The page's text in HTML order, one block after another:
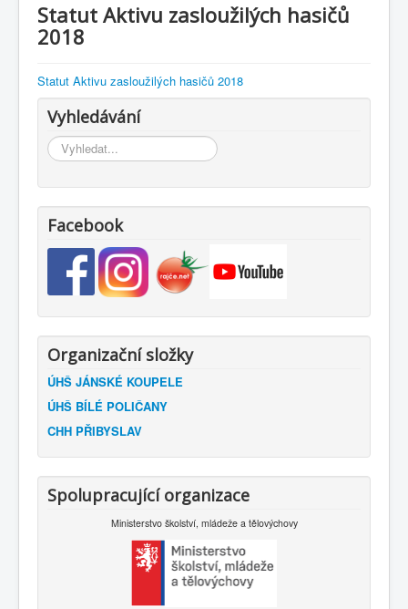
Statut Aktivu zasloužilých hasičů
2018
Statut Aktivu zasloužilých hasičů 2018
Vyhledávání
Vyhledávání...
Facebook
Organizační složky
ÚHŠ JÁNSKÉ KOUPELE
ÚHŠ BÍLÉ POLIČANY
CHH PŘIBYSLAV
Spolupracující organizace
Ministerstvo školství, mládeže a tělovýchovy